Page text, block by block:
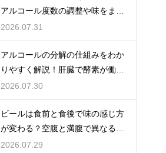
アルコール度数の調整や味をまろ
やかにする効果を解説
2026.07.31
アルコールの分解の仕組みをわか
りやすく解説！肝臓で酵素が働き
アセトアルデヒドに変化して無害
化
2026.07.30
ビールは食前と食後で味の感じ方
が変わる？空腹と満腹で異なる味
覚の感じ方を解説
2026.07.29